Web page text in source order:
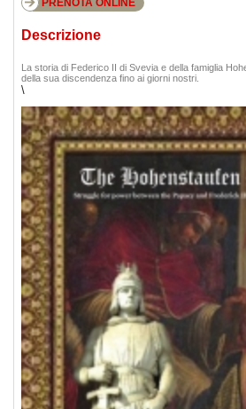
Descrizione
La storia di Federico II di Svevia e della famiglia
della sua discendenza fino ai giorni nostri.
\